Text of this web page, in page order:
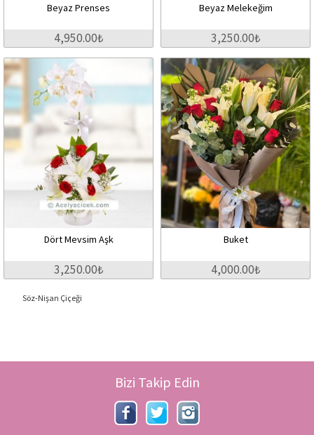
Beyaz Prenses
4,950.00₺
Beyaz Melekeğim
3,250.00₺
Dört Mevsim Aşk
3,250.00₺
Buket
4,000.00₺
Söz-Nişan Çiçeği
Bizi Takip Edin